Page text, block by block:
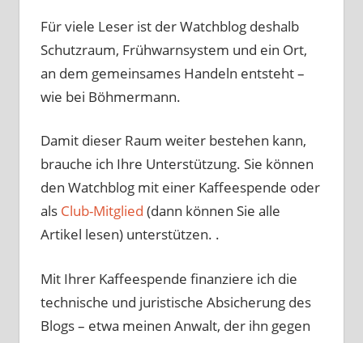
Für viele Leser ist der Watchblog deshalb
Schutzraum, Frühwarnsystem und ein Ort,
an dem gemeinsames Handeln entsteht –
wie bei Böhmermann.
Damit dieser Raum weiter bestehen kann,
brauche ich Ihre Unterstützung. Sie können
den Watchblog mit einer Kaffeespende oder
als Club-Mitglied (dann können Sie alle
Artikel lesen) unterstützen. .
Mit Ihrer Kaffeespende finanziere ich die
technische und juristische Absicherung des
Blogs – etwa meinen Anwalt, der ihn gegen